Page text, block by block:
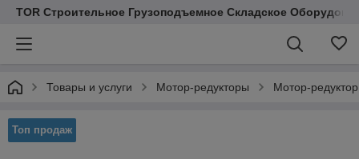
TOR Строительное Грузоподъемное Складское
Товары и услуги Мотор-редукторы Мотор-
Топ продаж